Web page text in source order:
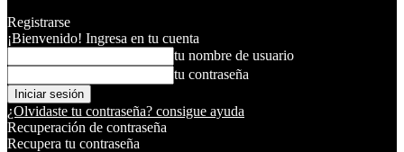
Registrarse
¡Bienvenido! Ingresa en tu cuenta
tu nombre de usuario
tu contraseña
¿Olvidaste tu contraseña? consigue ayuda
Recuperación de contraseña
Recupera tu contraseña